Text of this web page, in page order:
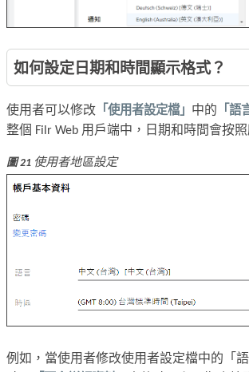
如何設定日期和時間顯示格式？
使用者可以修改 「使用者設定檔」 中的 「語
整個 Filr Web 用戶端中，日期和時間會按
圖 21 使用者地區設定
例如，當使用者修改使用者設定檔中的「語